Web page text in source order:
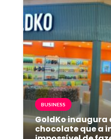
BUSINESS
GoldKo inaugura
chocolate que a